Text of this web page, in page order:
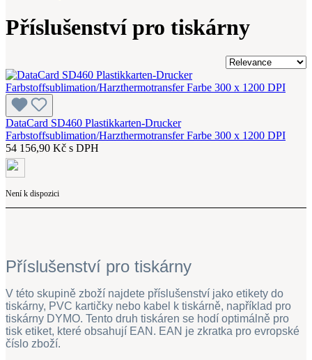
Příslušenství pro tiskárny
DataCard SD460 Plastikkarten-Drucker
Farbstoffsublimation/Harzthermotransfer Farbe 300 x 1200 DPI
54 156,90 Kč s DPH
Není k dispozici
Příslušenství pro tiskárny
V této skupině zboží najdete příslušenství jako etikety do
tiskárny, PVC kartičky nebo kabel k tiskárně, například pro
tiskárny DYMO. Tento druh tiskáren se hodí optimálně pro
tisk etiket, které obsahují EAN. EAN je zkratka pro evropské
číslo zboží.